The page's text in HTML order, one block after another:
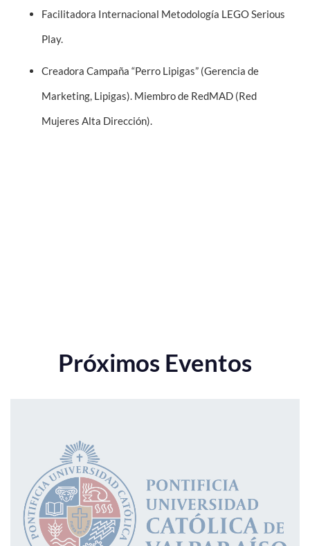
Facilitadora Internacional Metodología LEGO Serious
Play.
Creadora Campaña “Perro Lipigas” (Gerencia de
Marketing, Lipigas). Miembro de RedMAD (Red
Mujeres Alta Dirección).
Próximos Eventos